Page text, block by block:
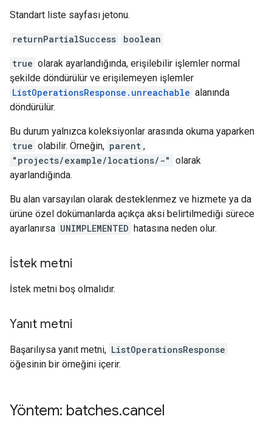
Standart liste sayfası jetonu.
returnPartialSuccess boolean
true olarak ayarlandığında, erişilebilir işlemler normal
şekilde döndürülür ve erişilemeyen işlemler
ListOperationsResponse.unreachable alanında
döndürülür.
Bu durum yalnızca koleksiyonlar arasında okuma yaparken
true olabilir. Örneğin, parent ,
"projects/example/locations/-" olarak
ayarlandığında.
Bu alan varsayılan olarak desteklenmez ve hizmete ya da
ürüne özel dokümanlarda açıkça aksi belirtilmediği sürece
ayarlanırsa UNIMPLEMENTED hatasına neden olur.
İstek metni
İstek metni boş olmalıdır.
Yanıt metni
Başarılıysa yanıt metni, ListOperationsResponse
öğesinin bir örneğini içerir.
Yöntem: batches.cancel